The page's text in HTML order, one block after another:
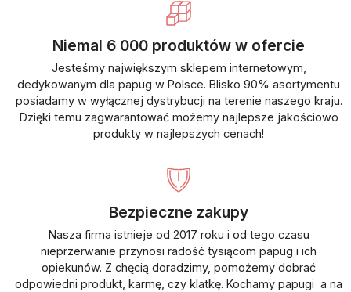
Niemal 6 000 produktów w ofercie
Jesteśmy największym sklepem internetowym,
dedykowanym dla papug w Polsce. Blisko 90% asortymentu
posiadamy w wyłącznej dystrybucji na terenie naszego kraju.
Dzięki temu zagwarantować możemy najlepsze jakościowo
produkty w najlepszych cenach!
Bezpieczne zakupy
Nasza firma istnieje od 2017 roku i od tego czasu
nieprzerwanie przynosi radość tysiącom papug i ich
opiekunów. Z chęcią doradzimy, pomożemy dobrać
odpowiedni produkt, karmę, czy klatkę. Kochamy papugi a na